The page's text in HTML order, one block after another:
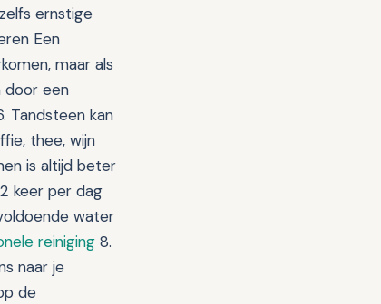
ernstige
Een
maar als
door een
Tandsteen kan
thee, wijn
is altijd beter
keer per dag
water
reiniging 8.
naar je
de